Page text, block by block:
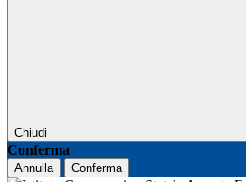
Chiudi
Conferma
Annulla Conferma